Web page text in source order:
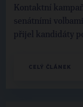
Kontaktní
senátními
přijel kandidáty
CELÝ ČLÁNEK